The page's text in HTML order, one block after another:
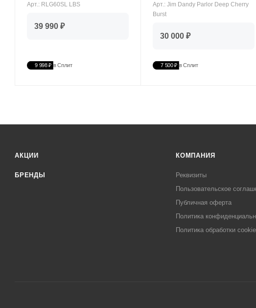
Арт.: RLG60SL LBS
39 990 ₽
9 998 ₽ в Сплит
Арт.: Jim Dandy Parlor Deep Cherry
Burst
30 000 ₽
7 500 ₽ в Сплит
АКЦИИ
БРЕНДЫ
КОМПАНИЯ
Реквизиты
Пользовательское
Публичная оферта
Политика
Политика обработки cookie